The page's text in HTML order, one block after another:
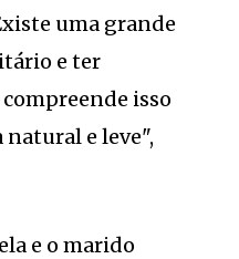
uma grande
e ter
isso
e leve",
e o marido